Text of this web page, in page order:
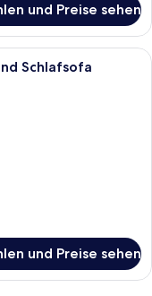
und Preise sehen
mit einem großen
Schlafsofa
und Preise sehen